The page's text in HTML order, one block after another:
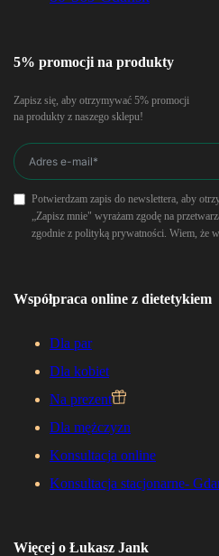
Współpraca online z dietetykiem
Dla par
Dla kobiet
Na prezent
Dla mężczyzn
Konsultacja online
Konsultacja stacjonarne-
Więcej o Łukasz Jank
5% promocji na produkty
Zapisz się, aby otrzymywać 5% promocji
na produkty z naszego sklepu!
Potwierdzam zapis do newslettera, aby
„Zapisz mnie" wyrażam zgodę na
zgodnie z polityką prywatności. Wiem, że